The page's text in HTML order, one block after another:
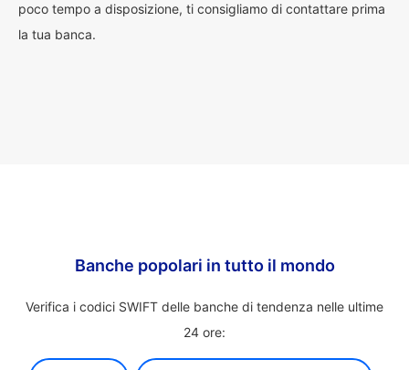
poco tempo a disposizione, ti consigliamo di contattare prima
la tua banca.
Banche popolari in tutto il mondo
Verifica i codici SWIFT delle banche di tendenza nelle ultime
24 ore: